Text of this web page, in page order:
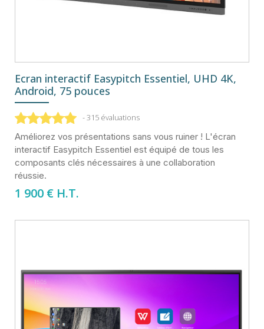
Ecran interactif Easypitch Essentiel, UHD 4K,
Android, 75 pouces
- 315 évaluations
Améliorez vos présentations sans vous ruiner ! L'écran
interactif Easypitch Essentiel est équipé de tous les
composants clés nécessaires à une collaboration
réussie.
1 900 € H.T.